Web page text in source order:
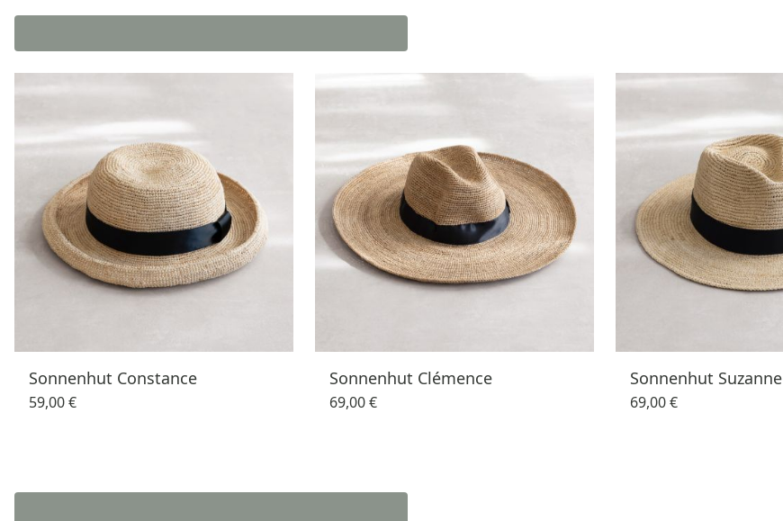
Sonnenhut Constance
59,00 €
Sonnenhut Clémence
69,00 €
Sonnenhut Suzanne
69,00 €